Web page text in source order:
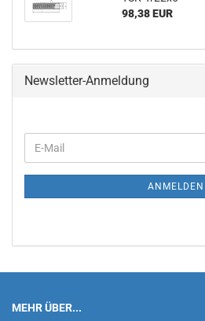
98,38 EUR
Newsletter-Anmeldung
ZUR
E-
Mail
ANMELDEN
MEHR ÜBER...